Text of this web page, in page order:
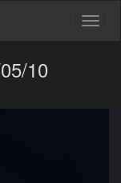
10